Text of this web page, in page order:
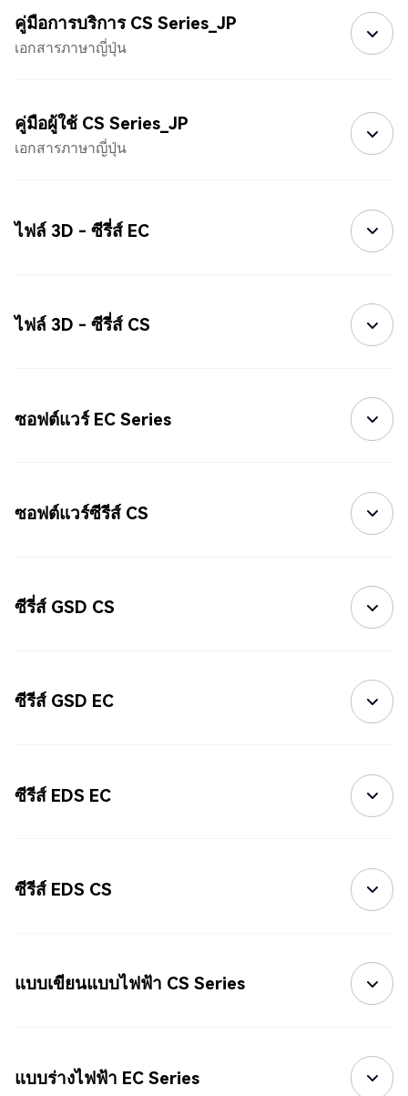
คู่มือการบริการ CS Series_JP
เอกสารภาษาญี่ปุ่น
คู่มือผู้ใช้ CS Series_JP
เอกสารภาษาญี่ปุ่น
ไฟล์ 3D - ซีรี่ส์ EC
ไฟล์ 3D - ซีรี่ส์ CS
ซอฟต์แวร์ EC Series
ซอฟต์แวร์ซีรีส์ CS
ซีรี่ส์ GSD CS
ซีรีส์ GSD EC
ซีรีส์ EDS EC
ซีรีส์ EDS CS
แบบเขียนแบบไฟฟ้า CS Series
แบบร่างไฟฟ้า EC Series